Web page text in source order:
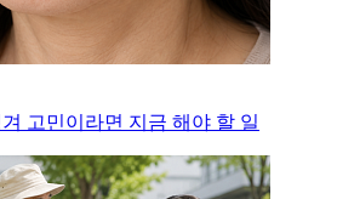
고민이라면 지금 해야 할 일